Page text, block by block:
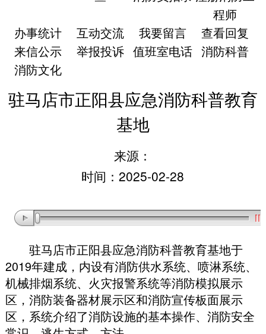
程师
办事统计
互动交流 我要留言
查看回复
来信公示
举报投诉 值班室电话 消防科普
消防文化
驻马店市正阳县应急消防科普教育
基地
来源：
时间：2025-02-28
驻马店市正阳县应急消防科普教育基地于
2019年建成， 内设有消防供水系统、喷淋系统、
机械排烟系统、火灾报警系统等消防模拟展示
区 ， 消防装备器材展示区和消防宣传板面展示
区 ， 系统介绍了消防设施的基本操作、消防安全